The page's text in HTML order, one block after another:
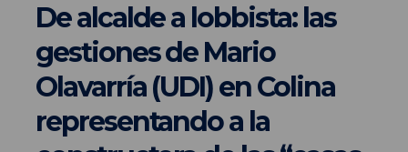
De alcalde a lobbista: las
gestiones de Mario
Olavarría (UDI) en Colina
representando a la